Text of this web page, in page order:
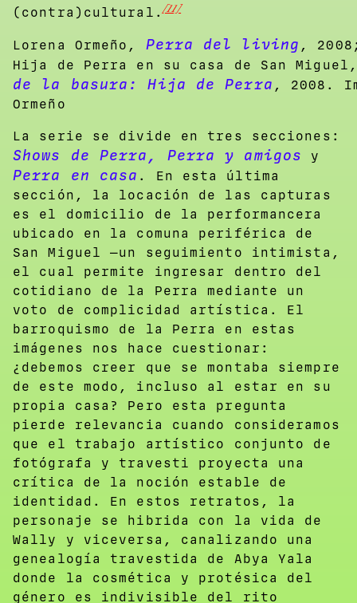
(contra)cultural.[11]
Lorena Ormeño, Perra del living ,
Hija de Perra en su casa de San
de la basura: Hija de Perra , 2008.
Ormeño
La serie se divide en tres secciones:
Shows de Perra, Perra y amigos y
Perra en casa . En esta última
sección, la locación de las capturas
es el domicilio de la performancera
ubicado en la comuna periférica de
San Miguel —un seguimiento intimista,
el cual permite ingresar dentro del
cotidiano de la Perra mediante un
voto de complicidad artística. El
barroquismo de la Perra en estas
imágenes nos hace cuestionar:
¿debemos creer que se montaba siempre
de este modo, incluso al estar en su
propia casa? Pero esta pregunta
pierde relevancia cuando consideramos
que el trabajo artístico conjunto de
fotógrafa y travesti proyecta una
crítica de la noción estable de
identidad. En estos retratos, la
personaje se hibrida con la vida de
Wally y viceversa, canalizando una
genealogía travestida de Abya Yala
donde la cosmética y protésica del
género es indivisible del rito